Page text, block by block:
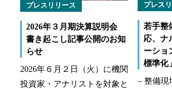
プレスリリース
2026年３月期決算説明会
書き起こし記事公開のお知
らせ
2026年６月２日（火）に機関
投資家・アナリストを対象と
プレス
若手整
応、ナ
ーショ
標準化
– 整備現
IR情報
採用情報
ニュースルーム